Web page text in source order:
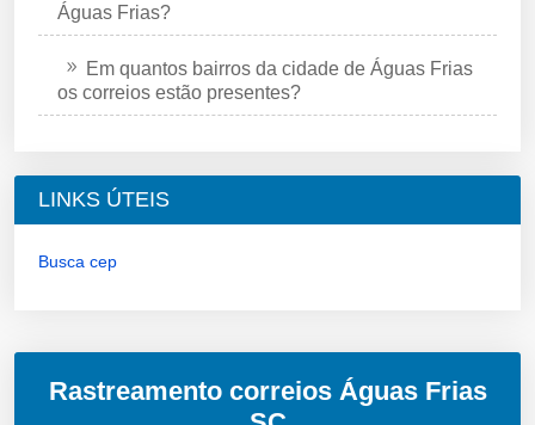
Águas Frias?
Em quantos bairros da cidade de Águas Frias
os correios estão presentes?
LINKS ÚTEIS
Busca cep
Rastreamento correios Águas Frias